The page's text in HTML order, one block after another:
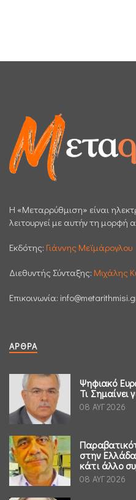
H «Μεταρρύθμιση» είναι
λειτουργεί με αυτήν τη μορφή
Εκδότης: Γιάννης Μεϊμάρογλου
Διεθυντής Σύνταξης: Μιχάλης
Επικοινωνία:
ΆΡΘΡΑ
Ψηφιακό
Τι Σημαίνει
08 ΑΥΓ 2026
στην Ελλάδα
κάτι άλλο
08 ΑΥΓ 2026